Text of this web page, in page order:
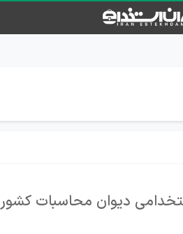
دیوان محاسبات کشور